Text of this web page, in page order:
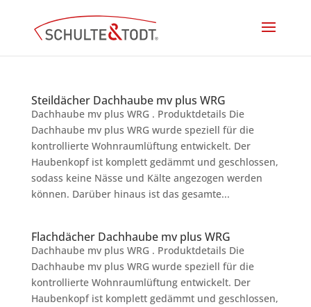
Steildächer Dachhaube mv plus WRG
Dachhaube mv plus WRG . Produktdetails Die
Dachhaube mv plus WRG wurde speziell für die
kontrollierte Wohnraumlüftung entwickelt. Der
Haubenkopf ist komplett gedämmt und geschlossen,
sodass keine Nässe und Kälte angezogen werden
können. Darüber hinaus ist das gesamte...
Flachdächer Dachhaube mv plus WRG
Dachhaube mv plus WRG . Produktdetails Die
Dachhaube mv plus WRG wurde speziell für die
kontrollierte Wohnraumlüftung entwickelt. Der
Haubenkopf ist komplett gedämmt und geschlossen,